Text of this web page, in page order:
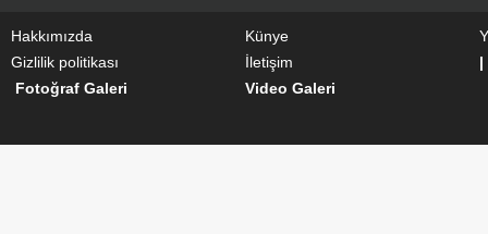
Hakkımızda Künye
Gizlilik politikası
İletişim
|
Fotoğraf Galeri
Video Galeri